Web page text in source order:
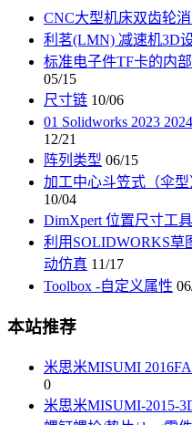
CNC大型机床双齿轮
利茗(LMN) 减速机3D
标准电子件TF卡的内
05/15
尺寸链 10/06
01 Solidworks 2023
12/21
阵列类型 06/15
加工中心斗笠式（伞
10/04
DimXpert 位置尺寸工具
利用SOLIDWORKS草
动仿真 11/17
Toolbox -自定义属性
本站推荐
米思米MISUMI
0
米思米MISUMI-2015-